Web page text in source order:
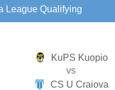
League Qualifying
KuPS Kuopio
vs
CS U Craiova